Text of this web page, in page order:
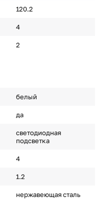
120.2
4
2
белый
да
светодиодная
подсветка
4
1.2
нержавеющая сталь